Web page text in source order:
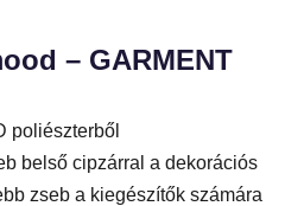
– GARMENT
poliészterből
belső cipzárral a dekorációs
zseb a kiegészítők számára